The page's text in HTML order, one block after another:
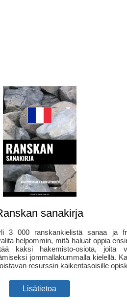
sanakirja
3 000 ranskankielistä sanaa ja
helpommin, mitä haluat oppia
kaksi hakemisto-osiota, joita
jommallakummalla kielellä.
resurssin kaikentasoisille
Lisätietoa